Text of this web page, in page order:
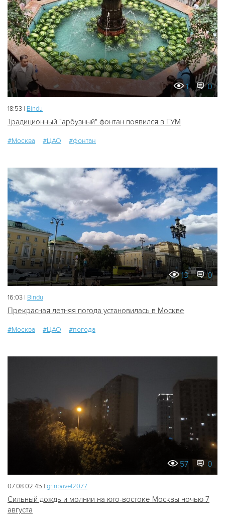
1 0
18:53 | Bindu
Традиционный "арбузный" фонтан появился в ГУМ
#Москва #ЦАО #фонтан
13 0
16:03 | Bindu
Прекрасная летняя погода установилась в Москве
#Москва #ЦАО #погода
57 0
07.08 02:45 | grinpavel2077
Сильный дождь и молнии на юго-востоке Москвы ночью 7
августа